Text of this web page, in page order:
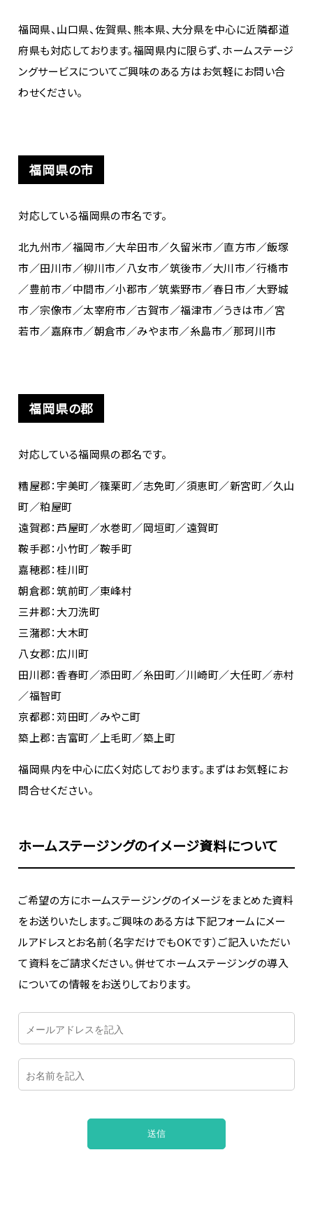
福岡県、山口県、佐賀県、熊本県、大分県を中心に近隣都道
府県も対応しております。福岡県内に限らず、ホームステージ
ングサービスについてご興味のある方はお気軽にお問い合
わせください。
福岡県の市
対応している福岡県の市名です。
北九州市／福岡市／大牟田市／久留米市／直方市／飯塚
市／田川市／柳川市／八女市／筑後市／大川市／行橋市
／豊前市／中間市／小郡市／筑紫野市／春日市／大野城
市／宗像市／太宰府市／古賀市／福津市／うきは市／宮
若市／嘉麻市／朝倉市／みやま市／糸島市／那珂川市
福岡県の郡
対応している福岡県の郡名です。
糟屋郡：宇美町／篠栗町／志免町／須恵町／新宮町／久山
町／粕屋町
遠賀郡：芦屋町／水巻町／岡垣町／遠賀町
鞍手郡：小竹町／鞍手町
嘉穂郡：桂川町
朝倉郡：筑前町／東峰村
三井郡：大刀洗町
三潴郡：大木町
八女郡：広川町
田川郡：香春町／添田町／糸田町／川崎町／大任町／赤村
／福智町
京都郡：苅田町／みやこ町
築上郡：吉富町／上毛町／築上町
福岡県内を中心に広く対応しております。まずはお気軽にお
問合せください。
ホームステージングのイメージ資料について
ご希望の方にホームステージングのイメージをまとめた資料
をお送りいたします。ご興味のある方は下記フォームにメー
ルアドレスとお名前（名字だけでもOKです）ご記入いただい
て資料をご請求ください。併せてホームステージングの導入
についての情報をお送りしております。